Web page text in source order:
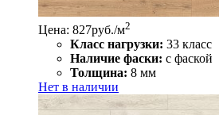
Цена: 827руб./м2
Класс нагрузки: 33 класс
Наличие фаски: с фаской
Толщина: 8 мм
Нет в наличии